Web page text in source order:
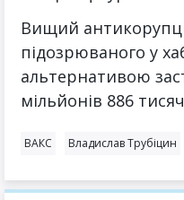
Вищий
підозрюваного у
альтернативою
мільйонів 886
ВАКС Владислав Трубіцин